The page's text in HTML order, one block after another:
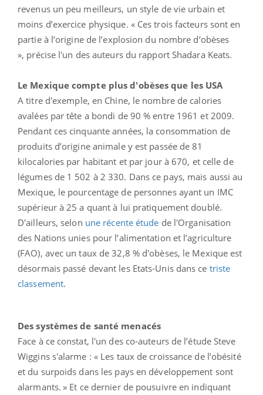
revenus un peu meilleurs, un style de vie urbain et
moins d’exercice physique. « Ces trois facteurs sont en
partie à l’origine de l’explosion du nombre d’obèses
», précise l'un des auteurs du rapport Shadara Keats.
Le Mexique compte plus d'obèses que les USA
A titre d'exemple, en Chine, le nombre de calories
avalées par tête a bondi de 90 % entre 1961 et 2009.
Pendant ces cinquante années, la consommation de
produits d’origine animale y est passée de 81
kilocalories par habitant et par jour à 670, et celle de
légumes de 1 502 à 2 330. Dans ce pays, mais aussi au
Mexique, le pourcentage de personnes ayant un IMC
supérieur à 25 a quant à lui pratiquement doublé.
D'ailleurs, selon une récente étude de l'Organisation
des Nations unies pour l’alimentation et l’agriculture
(FAO), avec un taux de 32,8 % d'obèses, le Mexique est
désormais passé devant les Etats-Unis dans ce triste
classement.
Des systèmes de santé menacés
Face à ce constat, l'un des co-auteurs de l’étude Steve
Wiggins s'alarme : « Les taux de croissance de l’obésité
et du surpoids dans les pays en développement sont
alarmants. » Et ce dernier de pousuivre en indiquant